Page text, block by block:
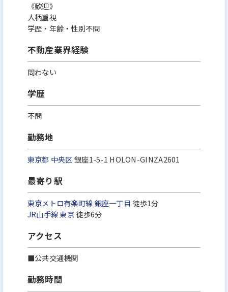
《歓迎》
人柄重視
学歴・年齢・性別不問
不動産業界経験
問わない
学歴
不問
勤務地
東京都 中央区銀座1-5-1 HOLON-GINZA2601
最寄り駅
東京メトロ有楽町線銀座一丁目 徒歩1分
JR山手線東京徒歩6分
アクセス
■公共交通機関
勤務時間